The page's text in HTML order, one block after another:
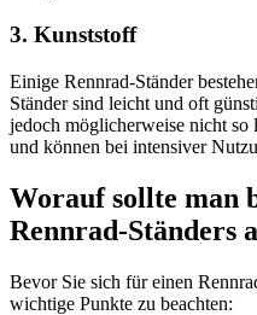
3. Kunststoff
Einige Rennrad-Ständer
Ständer sind leicht und oft
jedoch möglicherweise nicht
und können bei intensiver
Worauf sollte man
Rennrad-Ständers
Bevor Sie sich für einen
wichtige Punkte zu beachten: